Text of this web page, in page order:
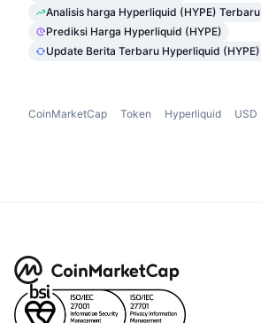
Analisis harga Hyperliquid (HYPE) Terbaru
Prediksi Harga Hyperliquid (HYPE)
Update Berita Terbaru Hyperliquid (HYPE)
CoinMarketCap Token Hyperliquid USD